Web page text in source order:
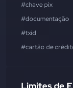
#chave pix
#documentação
#txid
#cartão de